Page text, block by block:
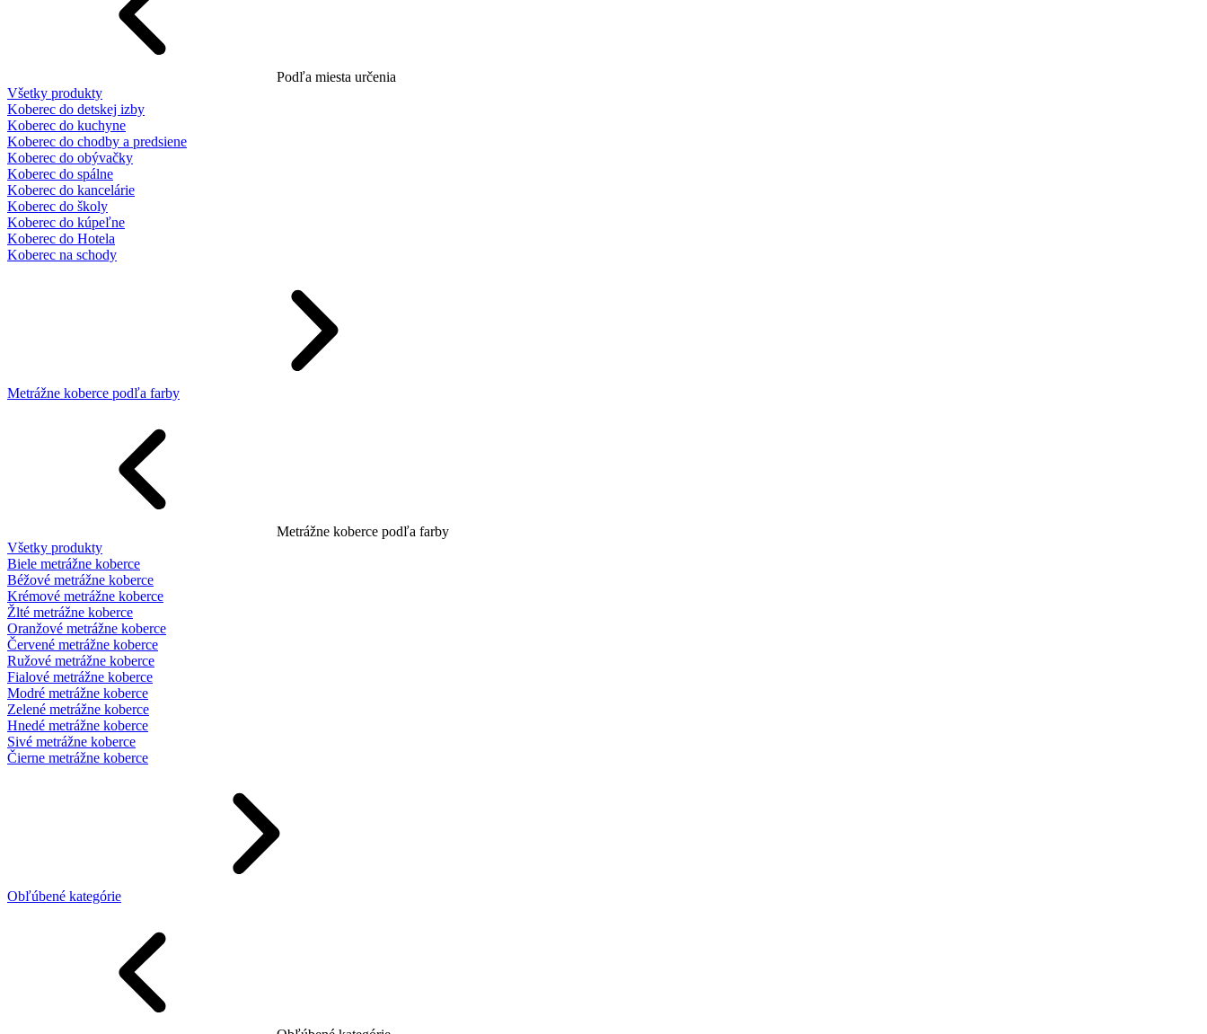
Podľa miesta určenia
Všetky produkty
Koberec do detskej izby
Koberec do kuchyne
Koberec do chodby a predsiene
Koberec do obývačky
Koberec do spálne
Koberec do kancelárie
Koberec do školy
Koberec do kúpeľne
Koberec do Hotela
Koberec na schody
Metrážne koberce podľa farby
Metrážne koberce podľa farby
Všetky produkty
Biele metrážne koberce
Béžové metrážne koberce
Krémové metrážne koberce
Žlté metrážne koberce
Oranžové metrážne koberce
Červené metrážne koberce
Ružové metrážne koberce
Fialové metrážne koberce
Modré metrážne koberce
Zelené metrážne koberce
Hnedé metrážne koberce
Sivé metrážne koberce
Čierne metrážne koberce
Obľúbené kategórie